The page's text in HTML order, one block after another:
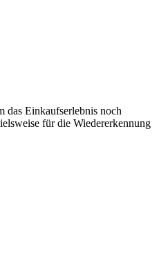
das Einkaufserlebnis noch
für die Wiedererkennung